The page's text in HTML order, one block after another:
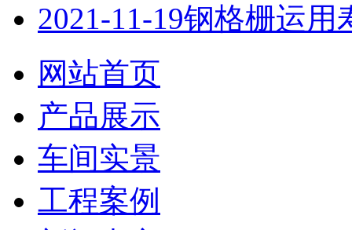
2021-11-19钢格栅运用
网站首页
产品展示
车间实景
工程案例